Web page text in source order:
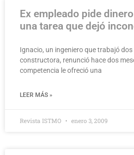
Ex empleado pide
una tarea que dejó
Ignacio, un ingeniero que trabajó dos
constructora, renunció hace dos
competencia le ofreció una
LEER MÁS »
Revista ISTMO enero 3, 2009